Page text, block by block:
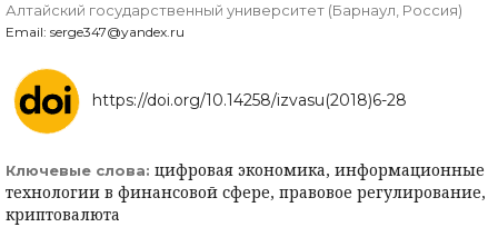
Алтайский государственный университет (Барнаул, Россия)
Email: serge347@yandex.ru
https://doi.org/10.14258/izvasu(2018)6-28
Ключевые слова: цифровая экономика, информационные
технологии в финансовой сфере, правовое регулирование,
криптовалюта